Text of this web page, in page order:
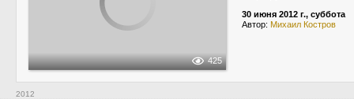
425
30 июня 2012 г., суббота
Автор: Михаил Костров
2012